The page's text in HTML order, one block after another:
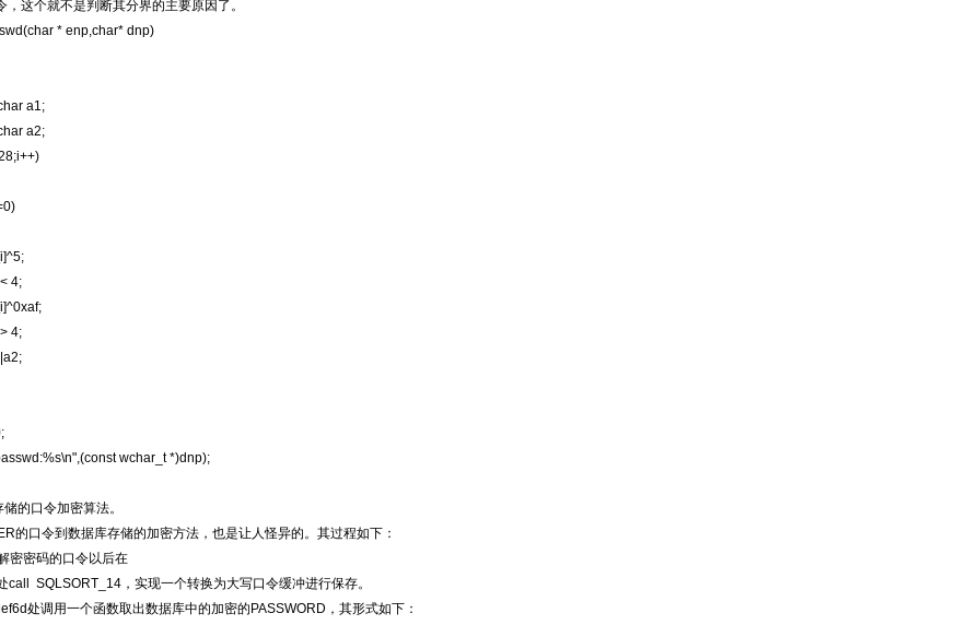
，这个就不是判断其分界的主要原因了。
* enp,char* dnp)
a1;
a2;
4;
4;
wchar_t *)dnp);
的口令加密算法。
的口令到数据库存储的加密方法，也是让人怪异的。其过程如下：
密密码的口令以后在
call SQLSORT_14，实现一个转换为大写口令缓冲进行保存。
处调用一个函数取出数据库中的加密的PASSWORD，其形式如下：